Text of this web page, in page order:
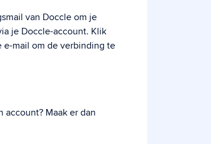
van Doccle om je
je Doccle-account. Klik
mail om de verbinding te
account? Maak er dan